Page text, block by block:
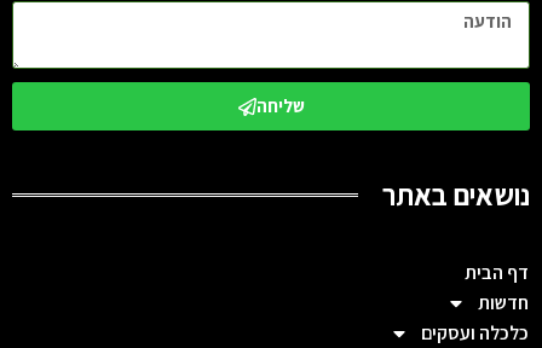
שליחה
נושאים באתר
דף הבית
חדשות
כלכלה ועסקים